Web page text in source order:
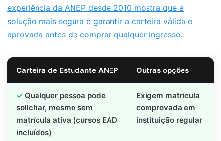
experiência da ANEP desde 2010 mostra que a
solução mais segura é garantir a carteira válida e
aprovada antes de comprar qualquer ingresso.
Carteira de Estudante ANEP Outras opções
Qualquer pessoa pode
solicitar, mesmo sem
matrícula ativa (cursos EAD
incluídos)
Exigem matrícula
comprovada em
instituição regular